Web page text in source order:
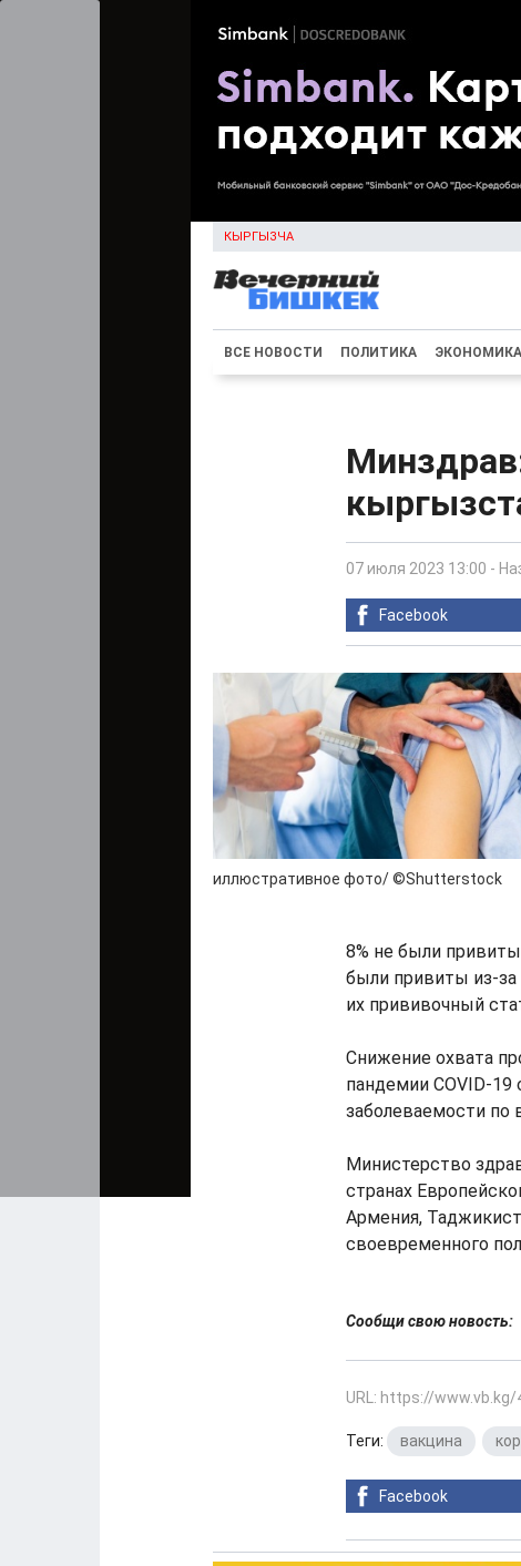
КЫРГЫЗЧА
ВСЕ НОВОСТИ ПОЛИТИКА ЭКОНОМИКА
07 июля 2023 13:00 -
Facebook
иллюстративное фото/ ©Shutterstock
8% не были
были привиты из-за
их прививочный
Снижение охвата
пандемии COVID-
заболеваемости по
Министерство
странах
Армения,
своевременного
Сообщи свою новость:
URL: https://www.vb.kg/
Теги: вакцина
Facebook